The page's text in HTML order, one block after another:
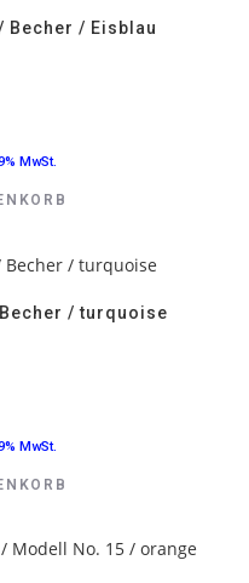
Becher / Eisblau
MwSt.
/ turquoise
MwSt.